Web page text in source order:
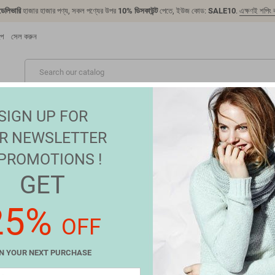
হাজার হাজার পণ্য, সকল পণ্যের উপর 10% ডিসকাউন্টপেতে, ইউজ কোড: SALE10. এক্ষণই
সেল করুন
টেকনোলজি ফ্যাশন সেলস ব্রান্ড
ফ্যাশন
Relevance
UP FOR
NEWSLETTER
!
GET
OFF
YOUR NEXT PURCHASE